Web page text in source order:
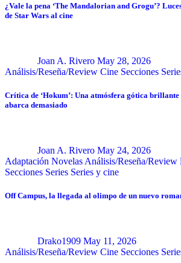
¿Vale la pena ‘The Mandalorian and Grogu’?
de Star Wars al cine
Joan A. Rivero May 28, 2026
Análisis/Reseña/Review Cine Secciones
Crítica de ‘Hokum’: Una atmósfera gótica
abarca demasiado
Joan A. Rivero May 24, 2026
Adaptación Novelas Análisis/Reseña/Review
Secciones Series Series y cine
Off Campus, la llegada al olimpo de un nuevo
Drako1909 May 11, 2026
Análisis/Reseña/Review Cine Secciones